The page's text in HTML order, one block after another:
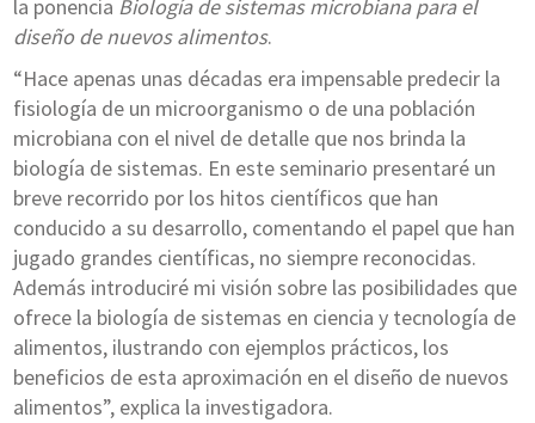
la ponencia Biología de sistemas microbiana para el
diseño de nuevos alimentos.
“Hace apenas unas décadas era impensable predecir la
fisiología de un microorganismo o de una población
microbiana con el nivel de detalle que nos brinda la
biología de sistemas. En este seminario presentaré un
breve recorrido por los hitos científicos que han
conducido a su desarrollo, comentando el papel que han
jugado grandes científicas, no siempre reconocidas.
Además introduciré mi visión sobre las posibilidades que
ofrece la biología de sistemas en ciencia y tecnología de
alimentos, ilustrando con ejemplos prácticos, los
beneficios de esta aproximación en el diseño de nuevos
alimentos”, explica la investigadora.